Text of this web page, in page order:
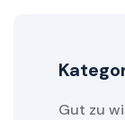
Gut zu